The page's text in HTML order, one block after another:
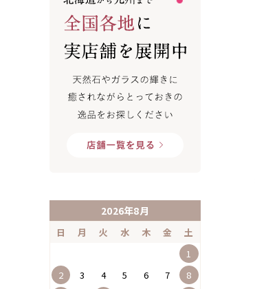
2026年8月
日 月 火 水 木 金
土
1
2
3 4 5 6 7
8